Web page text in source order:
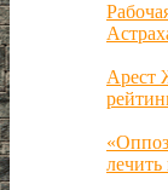
Арест